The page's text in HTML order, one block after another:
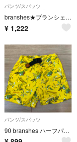
パンツ/スパッツ
branshes★ブランシェス★長ズボン★デニムパンツ★90★新品未使用
¥ 1,222
パンツ/スパッツ
90 branshes ハーフパンツ 黄色 新品未使用